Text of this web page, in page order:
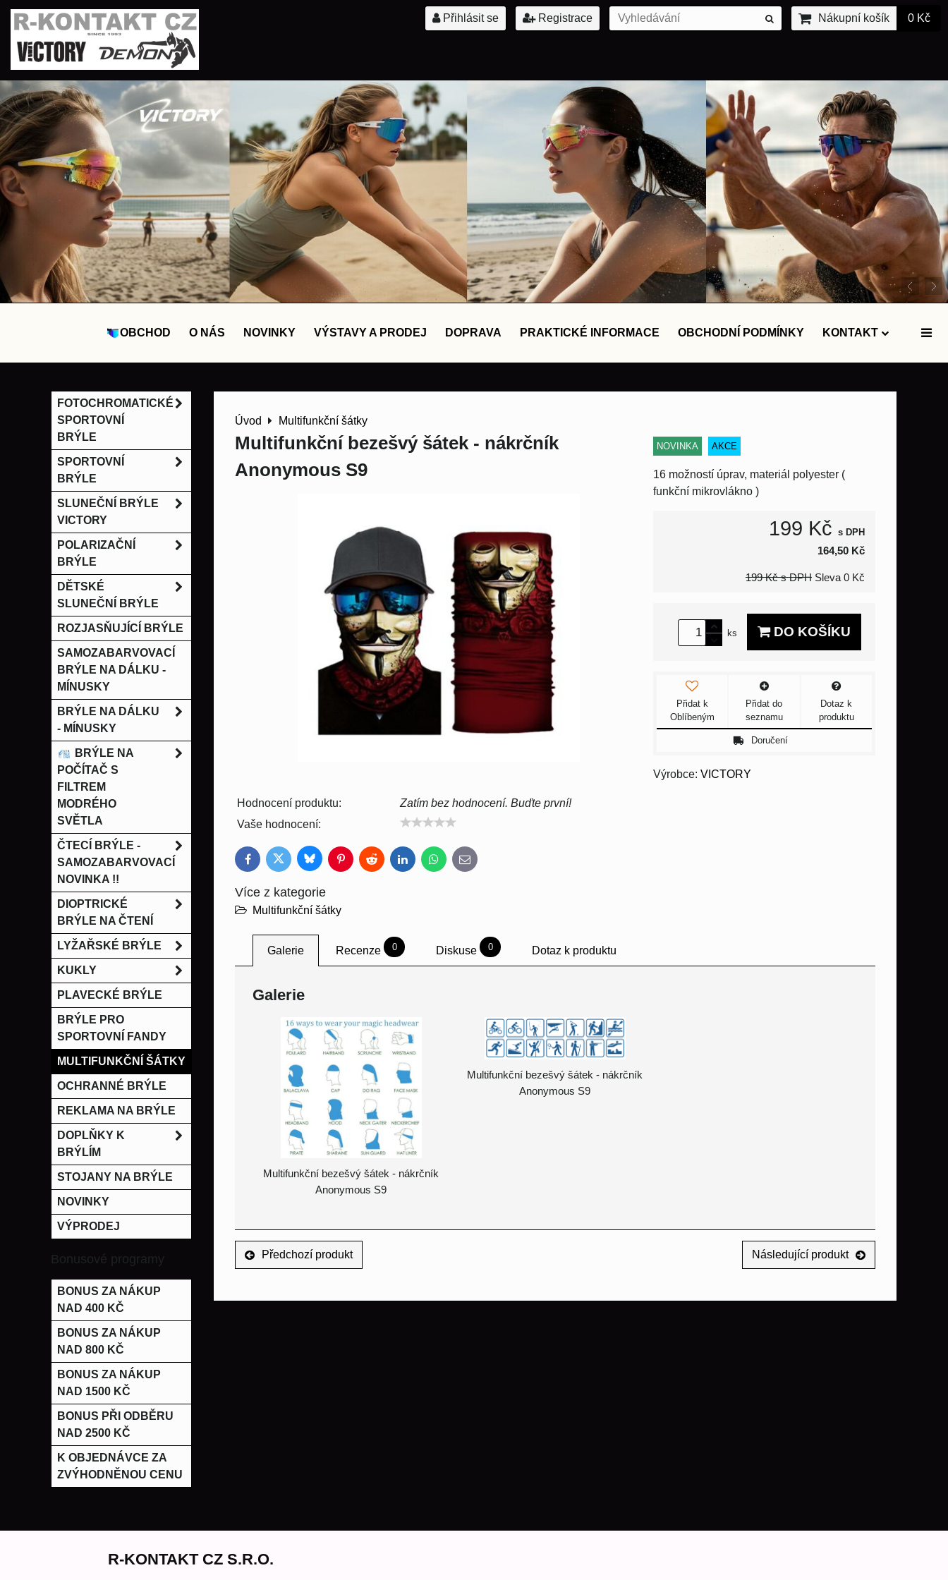
Přihlásit se Registrace Nákupní košík 0 Kč
OBCHOD O NÁS NOVINKY VÝSTAVY A PRODEJ DOPRAVA PRAKTICKÉ INFORMACE OBCHODNÍ PODMÍNKY KONTAKT
Úvod Multifunkční šátky
Multifunkční bezešvý šátek - nákrčník
Anonymous S9
Hodnocení produktu:
Zatím bez hodnocení. Buďte první!
Vaše hodnocení:
NOVINKA AKCE
16 možností úprav, materiál polyester (
funkční mikrovlákno )
199 Kč s DPH
164,50 Kč
199 Kč s DPH Sleva 0 Kč
ks DO KOŠÍKU
Přidat k
Oblíbeným
Přidat do
seznamu
Dotaz k
produktu
Doručení
Výrobce: VICTORY
FacebookTwitter BlueskyPinterestReddit LinkedInWhatsApp
E-
mail
Více z kategorie
Multifunkční šátky
Galerie Recenze 0 Diskuse 0 Dotaz k produktu
Galerie
Multifunkční bezešvý šátek - nákrčník
Anonymous S9
Multifunkční bezešvý šátek - nákrčník
Anonymous S9
Předchozí produkt Následující produkt
FOTOCHROMATICKÉ
SPORTOVNÍ
BRÝLE
SPORTOVNÍ
BRÝLE
SLUNEČNÍ BRÝLE
VICTORY
POLARIZAČNÍ
BRÝLE
DĚTSKÉ
SLUNEČNÍ BRÝLE
ROZJASŇUJÍCÍ BRÝLE
SAMOZABARVOVACÍ
BRÝLE NA DÁLKU -
MÍNUSKY
BRÝLE NA DÁLKU
- MÍNUSKY
BRÝLE NA
POČÍTAČ S
FILTREM
MODRÉHO
SVĚTLA
ČTECÍ BRÝLE -
SAMOZABARVOVACÍ
NOVINKA !!
DIOPTRICKÉ
BRÝLE NA ČTENÍ
LYŽAŘSKÉ BRÝLE
KUKLY
PLAVECKÉ BRÝLE
BRÝLE PRO
SPORTOVNÍ FANDY
MULTIFUNKČNÍ ŠÁTKY
OCHRANNÉ BRÝLE
REKLAMA NA BRÝLE
DOPLŇKY K
BRÝLÍM
STOJANY NA BRÝLE
NOVINKY
VÝPRODEJ
Bonusové programy
BONUS ZA NÁKUP
NAD 400 KČ
BONUS ZA NÁKUP
NAD 800 KČ
BONUS ZA NÁKUP
NAD 1500 KČ
BONUS PŘI ODBĚRU
NAD 2500 KČ
K OBJEDNÁVCE ZA
ZVÝHODNĚNOU CENU
R-KONTAKT CZ S.R.O.